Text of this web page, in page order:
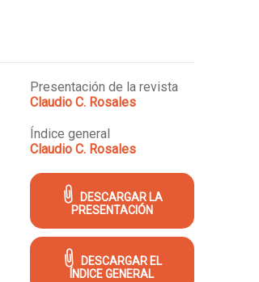
Presentación de la revista
Claudio C. Rosales
Índice general
Claudio C. Rosales
DESCARGAR LA
PRESENTACIÓN
DESCARGAR EL
ÍNDICE GENERAL